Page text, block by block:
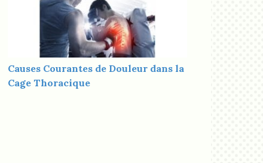
Causes Courantes de Douleur dans la
Cage Thoracique